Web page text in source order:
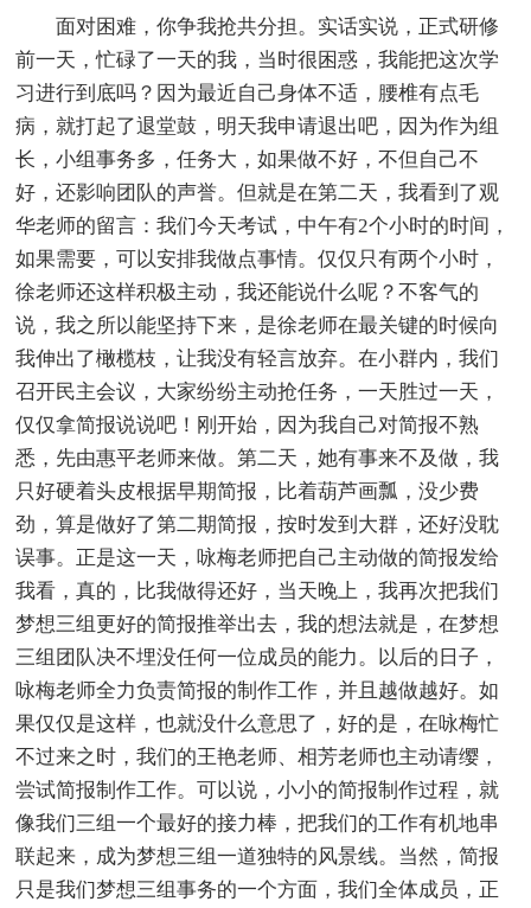
面对困难，你争我抢共分担。实话实说，正式研修
前一天，忙碌了一天的我，当时很困惑，我能把这次学
习进行到底吗？因为最近自己身体不适，腰椎有点毛
病，就打起了退堂鼓，明天我申请退出吧，因为作为组
长，小组事务多，任务大，如果做不好，不但自己不
好，还影响团队的声誉。但就是在第二天，我看到了观
华老师的留言：我们今天考试，中午有2个小时的时间，
如果需要，可以安排我做点事情。仅仅只有两个小时，
徐老师还这样积极主动，我还能说什么呢？不客气的
说，我之所以能坚持下来，是徐老师在最关键的时候向
我伸出了橄榄枝，让我没有轻言放弃。在小群内，我们
召开民主会议，大家纷纷主动抢任务，一天胜过一天，
仅仅拿简报说说吧！刚开始，因为我自己对简报不熟
悉，先由惠平老师来做。第二天，她有事来不及做，我
只好硬着头皮根据早期简报，比着葫芦画瓢，没少费
劲，算是做好了第二期简报，按时发到大群，还好没耽
误事。正是这一天，咏梅老师把自己主动做的简报发给
我看，真的，比我做得还好，当天晚上，我再次把我们
梦想三组更好的简报推举出去，我的想法就是，在梦想
三组团队决不埋没任何一位成员的能力。以后的日子，
咏梅老师全力负责简报的制作工作，并且越做越好。如
果仅仅是这样，也就没什么意思了，好的是，在咏梅忙
不过来之时，我们的王艳老师、相芳老师也主动请缨，
尝试简报制作工作。可以说，小小的简报制作过程，就
像我们三组一个最好的接力棒，把我们的工作有机地串
联起来，成为梦想三组一道独特的风景线。当然，简报
只是我们梦想三组事务的一个方面，我们全体成员，正